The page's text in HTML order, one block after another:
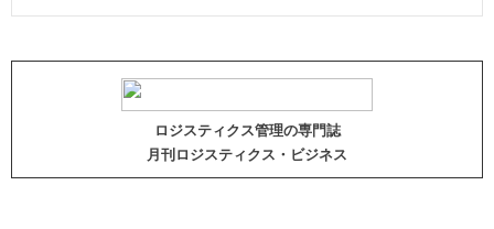
ロジスティクス管理の専門誌
月刊ロジスティクス・ビジネス